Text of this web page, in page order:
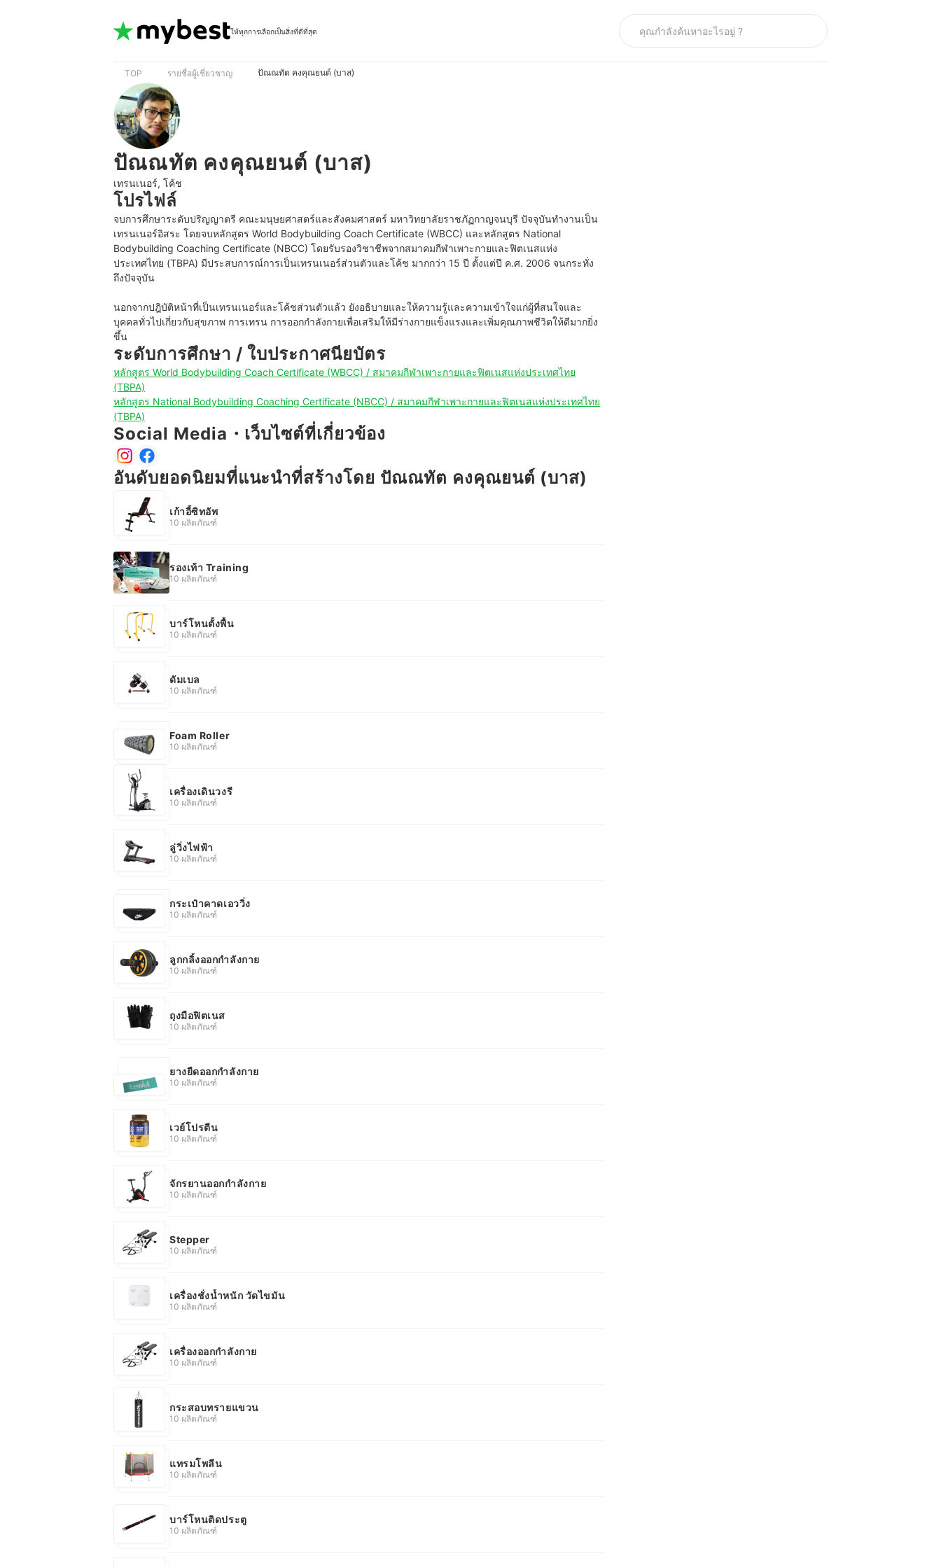
ให้ทุกการเลือกเป็นสิ่งที่ดีที่สุด
TOP รายชื่อผู้เชี่ยวชาญ ปัณณทัต คงคุณยนต์ (บาส)
ปัณณทัต คงคุณยนต์ (บาส)
เทรนเนอร์, โค้ช
โปรไฟล์
จบการศึกษาระดับปริญญาตรี คณะมนุษยศาสตร์และสังคมศาสตร์ มหาวิทยาลัยราชภัฏกาญจนบุรี ปัจจุบันทำงานเป็น
เทรนเนอร์อิสระ โดยจบหลักสูตร World Bodybuilding Coach Certificate (WBCC) และหลักสูตร National
Bodybuilding Coaching Certificate (NBCC) โดยรับรองวิชาชีพจากสมาคมกีฬาเพาะกายและฟิตเนสแห่ง
ประเทศไทย (TBPA) มีประสบการณ์การเป็นเทรนเนอร์ส่วนตัวและโค้ช มากกว่า 15 ปี ตั้งแต่ปี ค.ศ. 2006 จนกระทั่ง
ถึงปัจจุบัน
นอกจากปฎิบัติหน้าที่เป็นเทรนเนอร์และโค้ชส่วนตัวแล้ว ยังอธิบายและให้ความรู้และความเข้าใจแก่ผู้ที่สนใจและ
บุคคลทั่วไปเกี่ยวกับสุขภาพ การเทรน การออกกำลังกายเพื่อเสริมให้มีร่างกายแข็งแรงและเพิ่มคุณภาพชีวิตให้ดีมากยิ่ง
ขึ้น
ระดับการศึกษา / ใบประกาศนียบัตร
หลักสูตร World Bodybuilding Coach Certificate (WBCC) / สมาคมกีฬาเพาะกายและฟิตเนสแห่งประเทศไทย
(TBPA)
หลักสูตร National Bodybuilding Coaching Certificate (NBCC) / สมาคมกีฬาเพาะกายและฟิตเนสแห่งประเทศไทย
(TBPA)
Social Media・เว็บไซต์ที่เกี่ยวข้อง
อันดับยอดนิยมที่แนะนำที่สร้างโดย ปัณณทัต คงคุณยนต์ (บาส)
เก้าอี้ซิทอัพ
10 ผลิตภัณฑ์
รองเท้า Training
10 ผลิตภัณฑ์
บาร์โหนตั้งพื้น
10 ผลิตภัณฑ์
ดัมเบล
10 ผลิตภัณฑ์
Foam Roller
10 ผลิตภัณฑ์
เครื่องเดินวงรี
10 ผลิตภัณฑ์
ลู่วิ่งไฟฟ้า
10 ผลิตภัณฑ์
กระเป๋าคาดเอววิ่ง
10 ผลิตภัณฑ์
ลูกกลิ้งออกกำลังกาย
10 ผลิตภัณฑ์
ถุงมือฟิตเนส
10 ผลิตภัณฑ์
ยางยืดออกกำลังกาย
10 ผลิตภัณฑ์
เวย์โปรตีน
10 ผลิตภัณฑ์
จักรยานออกกำลังกาย
10 ผลิตภัณฑ์
Stepper
10 ผลิตภัณฑ์
เครื่องชั่งน้ำหนัก วัดไขมัน
10 ผลิตภัณฑ์
เครื่องออกกำลังกาย
10 ผลิตภัณฑ์
กระสอบทรายแขวน
10 ผลิตภัณฑ์
แทรมโพลีน
10 ผลิตภัณฑ์
บาร์โหนติดประตู
10 ผลิตภัณฑ์